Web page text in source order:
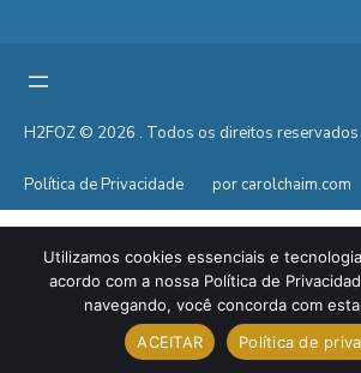
H2FOZ © 2026 . Todos os direitos reservados
Política de Privacidade por carolchaim.com
Utilizamos cookies essenciais e
acordo com a nossa Política de
navegando, você concorda com
ACEITAR
Política de